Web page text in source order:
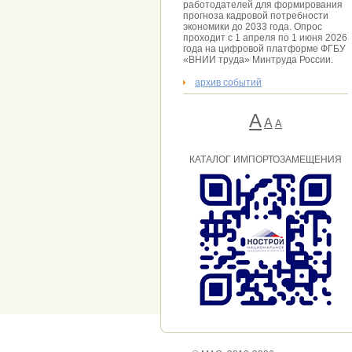
работодателей для формирования
прогноза кадровой потребности
экономики до 2033 года. Опрос
проходит с 1 апреля по 1 июня 2026
года на цифровой платформе ФГБУ
«ВНИИ труда» Минтруда России.
архив событий
АA А
КАТАЛОГ ИМПОРТОЗАМЕЩЕНИЯ